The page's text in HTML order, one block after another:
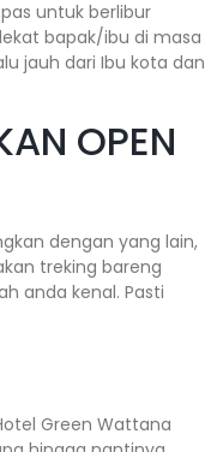
untuk berlibur
bapak/ibu di masa
jauh dari Ibu kota dan
OPEN
dengan yang lain,
treking bareng
anda kenal. Pasti
Green Wattana